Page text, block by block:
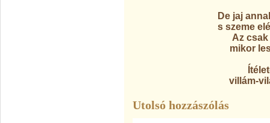
De jaj
s szeme
Az
mikor
villám-
Utolsó hozzászólás